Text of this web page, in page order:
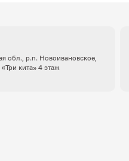
обл., р.п. Новоивановское,
кита» 4 этаж